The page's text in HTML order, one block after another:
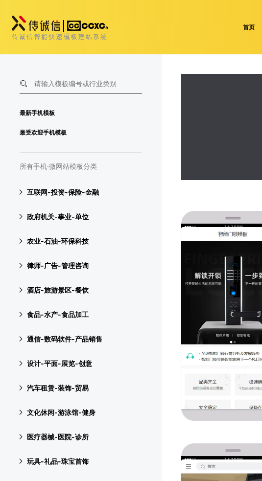
首页
最新手机模板
最受欢迎手机模板
所有手机·微网站模板分类
互联网-投资-保险-金融
政府机关-事业-单位
农业-石油-环保科技
律师-广告-管理咨询
酒店-旅游景区-餐饮
食品-水产-食品加工
通信-数码软件-产品销售
设计-平面-展览-创意
汽车租赁-装饰-贸易
文化休闲-游泳馆-健身
医疗器械-医院-诊所
玩具-礼品-珠宝首饰